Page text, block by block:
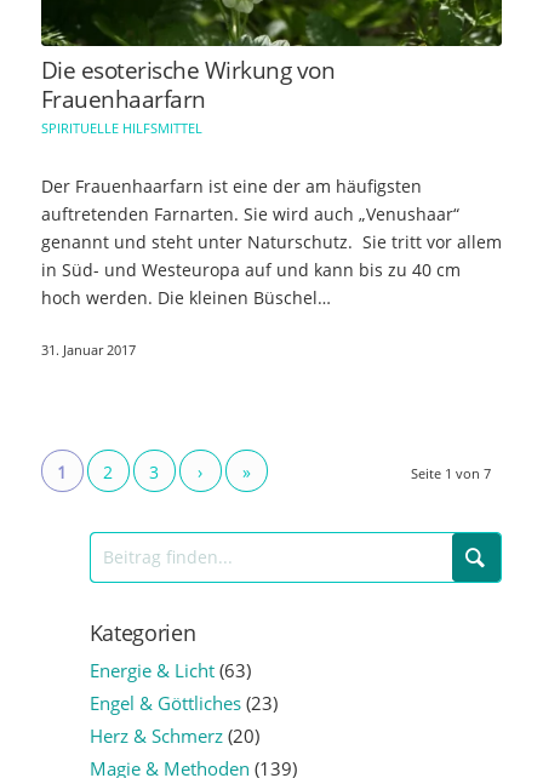
Die esoterische Wirkung von
Frauenhaarfarn
SPIRITUELLE HILFSMITTEL
Der Frauenhaarfarn ist eine der am häufigsten
auftretenden Farnarten. Sie wird auch „Venushaar“
genannt und steht unter Naturschutz. Sie tritt vor allem
in Süd- und Westeuropa auf und kann bis zu 40 cm
hoch werden. Die kleinen Büschel…
31. Januar 2017
Seite 1 von 7
1 2 3 › »
Kategorien
Energie & Licht(63)
Engel & Göttliches(23)
Herz & Schmerz(20)
Magie & Methoden (139)